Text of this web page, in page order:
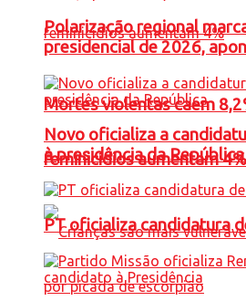
Mortes violentas caem
feminicídios aumentam 4%
Polarização regional
presidencial de 2026,
Novo oficializa a
à presidência da República
PT oficializa candidatura